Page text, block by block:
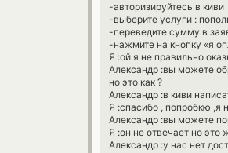
-авторизируйтесь в киви
-выберите услуги :
-переведите сумму в
-нажмите на кнопку «я
Я :ой я не правильно
Александр :вы можете
но это как ?
Александр :в киви
Я :спасибо , попробкю ,я
Александр :вы можете
Я :он не отвечает но
Александр :у нас нет